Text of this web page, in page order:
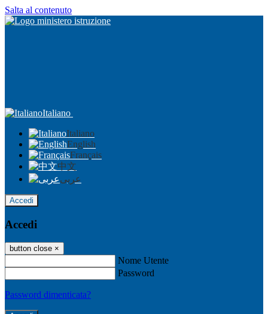
Salta al contenuto
Italiano
Italiano
English
Français
中文
عربى
Accedi
Accedi
button close ×
Nome Utente
Password
Password dimenticata?